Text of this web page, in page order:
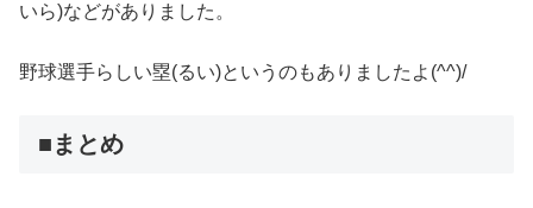
いら)などがありました。
野球選手らしい塁(るい)というのもありましたよ(^^)/
■まとめ